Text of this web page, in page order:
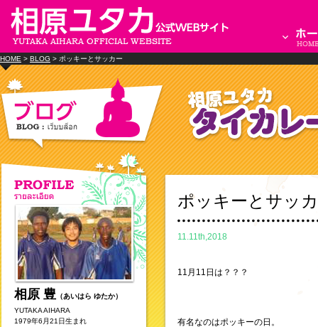
HOME > BLOG > ポッキーとサッカー
相原 豊 （あいはら ゆたか）
YUTAKA AIHARA
1979年6月21日生まれ
ポッキーとサッ
11.11th,2018
11月11日は？？？
有名なのはポッキーの日。